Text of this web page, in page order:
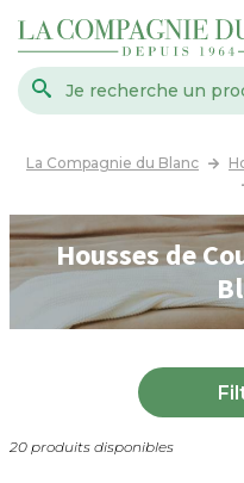
La Compagnie du Blanc
Housses de
20 produits disponibles